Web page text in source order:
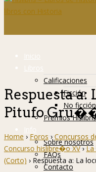
Inicio
Libros
Calificaciones
Ficción
No ficción
Premios
Info
Sobre nosotros
FAQs
Contacto
Respuesta a:
Pitufo
Home › Foros › Concursos
Concurso hislibre�o XV ›
(Corto) › Respuesta a: La